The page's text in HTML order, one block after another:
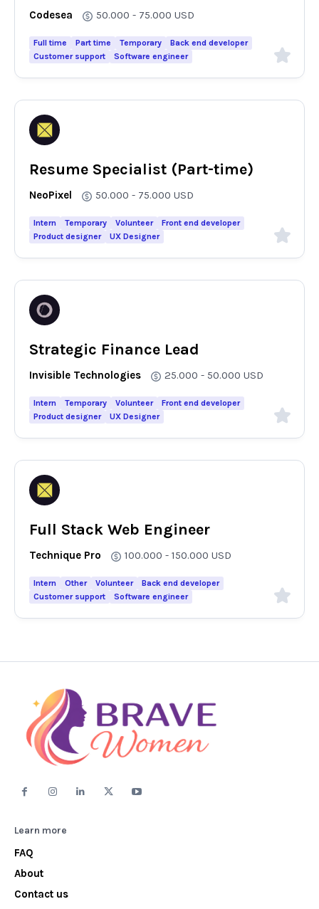
Codesea 50.000 - 75.000 USD
Full time Part time Temporary
Back end developer
Customer support
Software engineer
Resume Specialist (Part-time)
NeoPixel 50.000 - 75.000 USD
Intern Temporary Volunteer
Front end developer
Product designer
UX Designer
Strategic Finance Lead
Invisible Technologies 25.000 - 50.000 USD
Intern Temporary Volunteer
Front end developer
Product designer
UX Designer
Full Stack Web Engineer
Technique Pro 100.000 - 150.000 USD
Intern Other Volunteer
Back end developer
Customer support
Software engineer
Learn more
FAQ
About
Contact us